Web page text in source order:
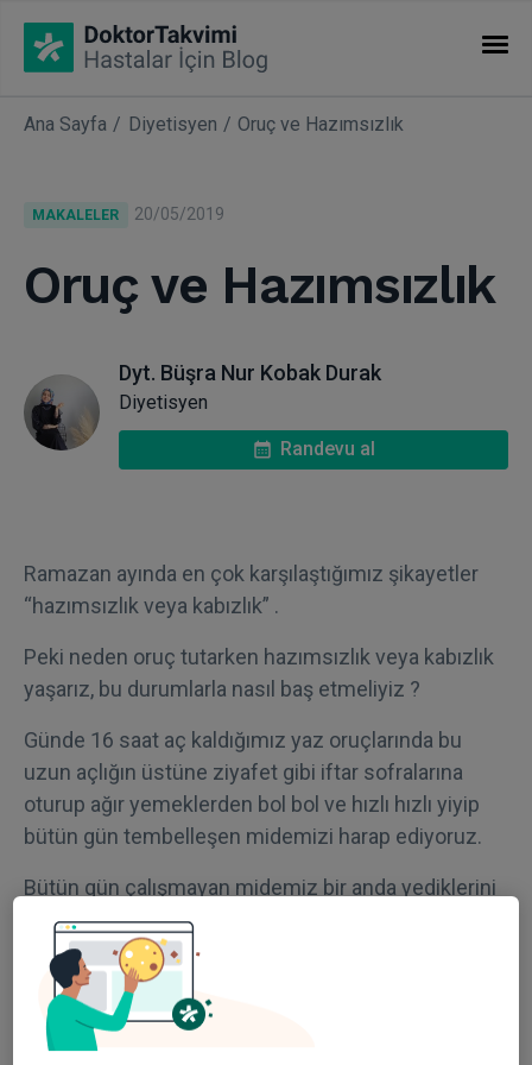
İHTISASLAR
Uzmanlıklar
Ana Sayfa Diyetisyen Oruç ve Hazımsızlık
MAKALELER 20/05/2019
Oruç ve Hazımsızlık
Dyt. Büşra Nur Kobak Durak
Diyetisyen
Randevu al
Ramazan ayında en çok karşılaştığımız şikayetler
“hazımsızlık veya kabızlık” .
Peki neden oruç tutarken hazımsızlık veya kabızlık
yaşarız, bu durumlarla nasıl baş etmeliyiz ?
Günde 16 saat aç kaldığımız yaz oruçlarında bu
uzun açlığın üstüne ziyafet gibi iftar sofralarına
oturup ağır yemeklerden bol bol ve hızlı hızlı yiyip
bütün gün tembelleşen midemizi harap ediyoruz.
Bütün gün çalışmayan midemiz bir anda yediklerini
sindirmekte zorlanıyor ve yemekle birlikte bir de
bolca su içerek mide asidimizi sulandırmış yani
seyreltmiş oluyoruz. Hem sindirim süremiz üzüyor
hem de öğütülmeyen yemeklere dolu bir mide,
şişkinlik, hazımsızlık sorunlarımız oluyor.